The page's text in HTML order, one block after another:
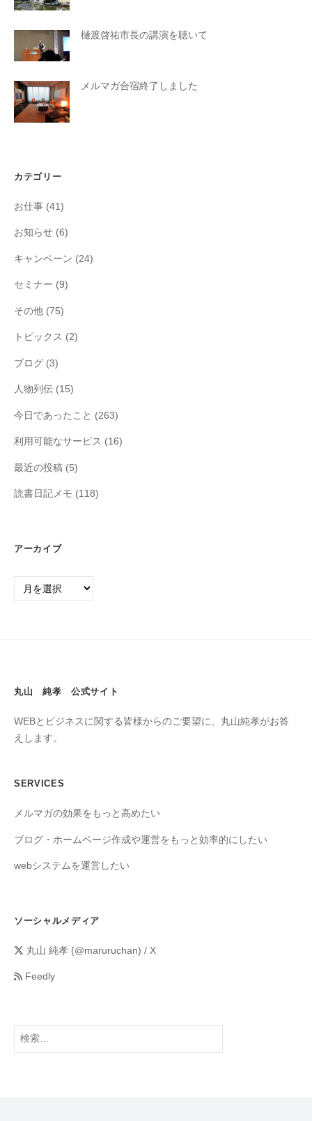
樋渡啓祐市長の講演を聴いて
メルマガ合宿終了しました
カテゴリー
お仕事 (41)
お知らせ (6)
キャンペーン (24)
セミナー (9)
その他 (75)
トピックス (2)
ブログ (3)
人物列伝 (15)
今日であったこと (263)
利用可能なサービス (16)
最近の投稿 (5)
読書日記メモ (118)
アーカイブ
丸山 純孝 公式サイト
WEBとビジネスに関する皆様からのご要望に、丸山純孝がお答
えします。
SERVICES
メルマガの効果をもっと高めたい
ブログ・ホームページ作成や運営をもっと効率的にしたい
webシステムを運営したい
ソーシャルメディア
丸山 純孝 (@maruruchan) / X
Feedly